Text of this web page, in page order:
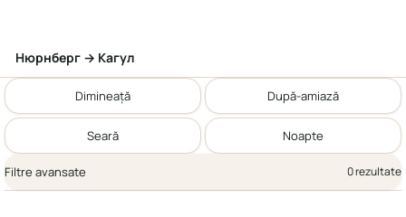
Нюрнберг → Кагул
Dimineață După-amiază
Seară Noapte
Filtre avansate 0 rezultate